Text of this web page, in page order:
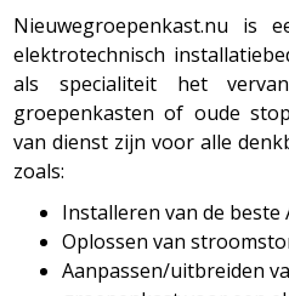
Nieuwegroepenkast.nu is
elektrotechnisch
als specialiteit het
groepenkasten of oude
van dienst zijn voor alle
zoals:
Installeren van de
Oplossen van
Aanpassen/uitbreiden